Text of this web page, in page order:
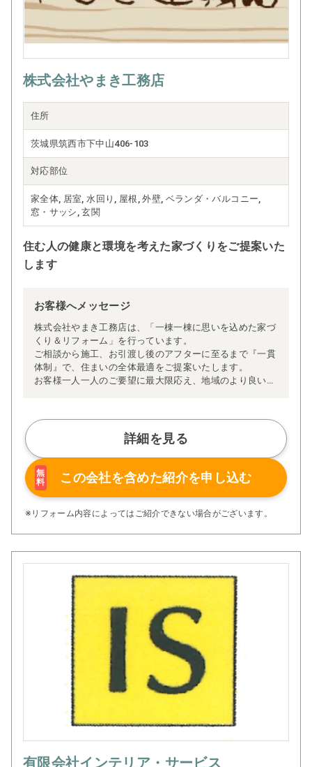
株式会社やまき工務店
住所
茨城県筑西市下中山406-103
対応部位
家全体, 居室, 水回り, 屋根, 外壁, ベランダ・バルコニー,
窓・サッシ, 玄関
住む人の健康と環境を考えた家づくりをご提案いた
します
お客様へメッセージ
株式会社やまき工務店は、「一棟一棟に思いを込めた家づ
くり＆リフォーム」を行っています。
ご相談から施工、お引渡し後のアフターに至るまで『一貫
体制』で、住まいの全体最適をご提案いたします。
お客様一人一人のご要望に最大限応え、地域のより良い工
詳細を見る
無
料
この会社を含めた紹介を申し込む
※リフォーム内容によってはご紹介できない場合がございます。
有限会社インテリア・サービス